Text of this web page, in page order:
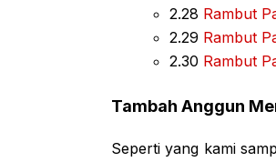
2.28 Rambut
2.29 Rambut
2.30 Rambut
Tambah Anggun
Seperti yang kami